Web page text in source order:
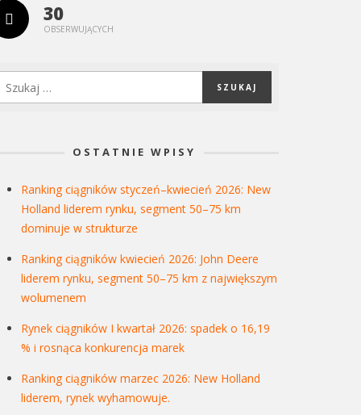
30
OBSERWUJĄCYCH
OSTATNIE WPISY
Ranking ciągników styczeń–kwiecień 2026: New
Holland liderem rynku, segment 50–75 km
dominuje w strukturze
Ranking ciągników kwiecień 2026: John Deere
liderem rynku, segment 50–75 km z największym
wolumenem
Rynek ciągników I kwartał 2026: spadek o 16,19
% i rosnąca konkurencja marek
Ranking ciągników marzec 2026: New Holland
liderem, rynek wyhamowuje.